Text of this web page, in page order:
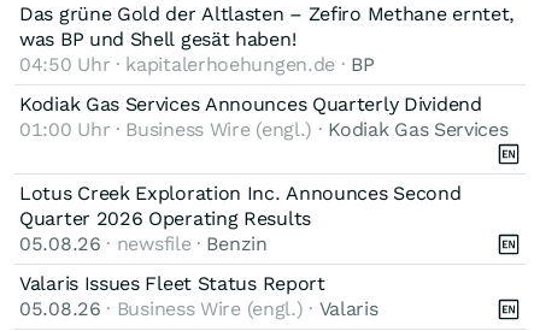
Das grüne Gold der Altlasten – Zefiro Methane erntet,
was BP und Shell gesät haben!
04:50 Uhr · kapitalerhoehungen.de · BP
Kodiak Gas Services Announces Quarterly Dividend
01:00 Uhr · Business Wire (engl.) · Kodiak Gas Services
Lotus Creek Exploration Inc. Announces Second
Quarter 2026 Operating Results
05.08.26 · newsfile · Benzin
Valaris Issues Fleet Status Report
05.08.26 · Business Wire (engl.) · Valaris